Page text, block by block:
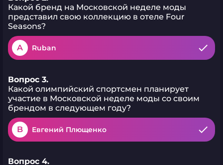
Какой бренд на Московской неделе моды
представил свою коллекцию в отеле Four
Seasons?
A Ruban
Вопрос 3.
Какой олимпийский спортсмен планирует
участие в Московской неделе моды со своим
брендом в следующем году?
B Евгений Плющенко
Вопрос 4.